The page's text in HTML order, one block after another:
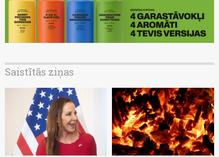
Saistītās ziņas